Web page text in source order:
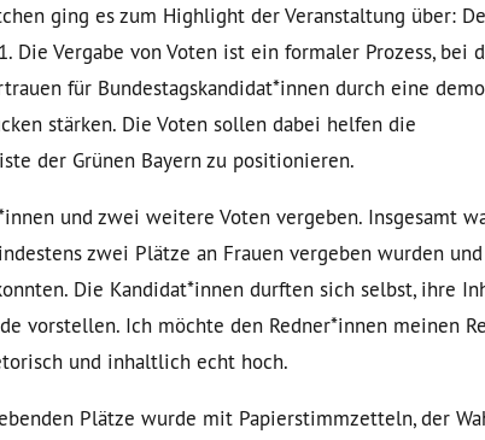
ging es zum Highlight der Veranstaltung über:
Die Vergabe von Voten ist ein formaler Prozess, bei
für Bundestagskandidat*innen durch eine
stärken. Die Voten sollen dabei helfen die
der Grünen Bayern zu positionieren.
und zwei weitere Voten vergeben. Insgesamt
zwei Plätze an Frauen vergeben wurden
Die Kandidat*innen durften sich selbst, ihre
vorstellen. Ich möchte den Redner*innen meinen
und inhaltlich echt hoch.
Plätze wurde mit Papierstimmzetteln, der